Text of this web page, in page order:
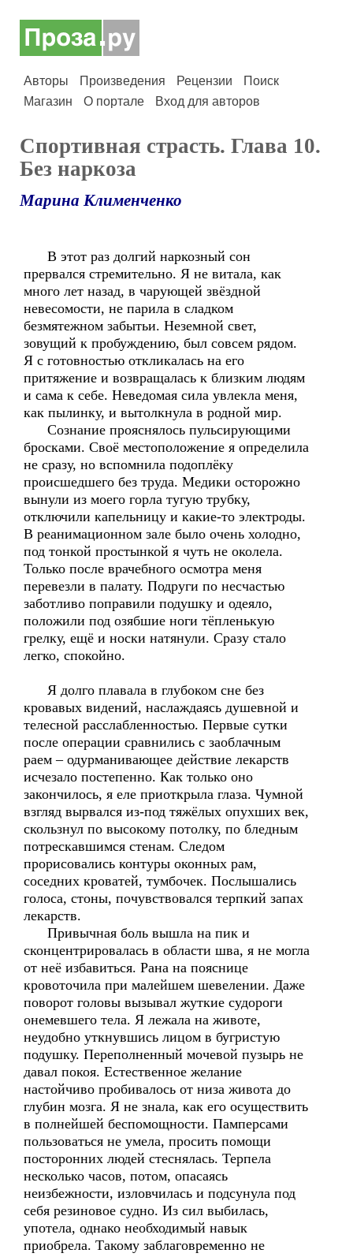
Авторы Произведения Рецензии
Поиск
Магазин
О портале Вход для авторов
Спортивная страсть. Глава 10.
Без наркоза
Марина Клименченко
В этот раз долгий наркозный сон
прервался стремительно. Я не витала, как
много лет назад, в чарующей звёздной
невесомости, не парила в сладком
безмятежном забытьи. Неземной свет,
зовущий к пробуждению, был совсем рядом.
Я с готовностью откликалась на его
притяжение и возвращалась к близким людям
и сама к себе. Неведомая сила увлекла меня,
как пылинку, и вытолкнула в родной мир.
Сознание прояснялось пульсирующими
бросками. Своё местоположение я определила
не сразу, но вспомнила подоплёку
происшедшего без труда. Медики осторожно
вынули из моего горла тугую трубку,
отключили капельницу и какие-то электроды.
В реанимационном зале было очень холодно,
под тонкой простынкой я чуть не околела.
Только после врачебного осмотра меня
перевезли в палату. Подруги по несчастью
заботливо поправили подушку и одеяло,
положили под озябшие ноги тёпленькую
грелку, ещё и носки натянули. Сразу стало
легко, спокойно.
Я долго плавала в глубоком сне без
кровавых видений, наслаждаясь душевной и
телесной расслабленностью. Первые сутки
после операции сравнились с заоблачным
раем – одурманивающее действие лекарств
исчезало постепенно. Как только оно
закончилось, я еле приоткрыла глаза. Чумной
взгляд вырвался из-под тяжёлых опухших век,
скользнул по высокому потолку, по бледным
потрескавшимся стенам. Следом
прорисовались контуры оконных рам,
соседних кроватей, тумбочек. Послышались
голоса, стоны, почувствовался терпкий запах
лекарств.
Привычная боль вышла на пик и
сконцентрировалась в области шва, я не могла
от неё избавиться. Рана на пояснице
кровоточила при малейшем шевелении. Даже
поворот головы вызывал жуткие судороги
онемевшего тела. Я лежала на животе,
неудобно уткнувшись лицом в бугристую
подушку. Переполненный мочевой пузырь не
давал покоя. Естественное желание
настойчиво пробивалось от низа живота до
глубин мозга. Я не знала, как его осуществить
в полнейшей беспомощности. Памперсами
пользоваться не умела, просить помощи
посторонних людей стеснялась. Терпела
несколько часов, потом, опасаясь
неизбежности, изловчилась и подсунула под
себя резиновое судно. Из сил выбилась,
употела, однако необходимый навык
приобрела. Такому заблаговременно не